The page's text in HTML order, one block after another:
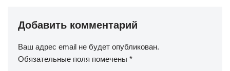
Добавить комментарий
Ваш адрес email не будет опубликован.
Обязательные поля помечены *